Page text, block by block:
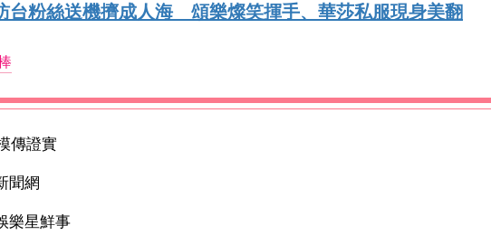
台粉絲送機擠成人海 頌樂燦笑揮手、華莎私服現身美翻
傳證實
聞網
樂星鮮事